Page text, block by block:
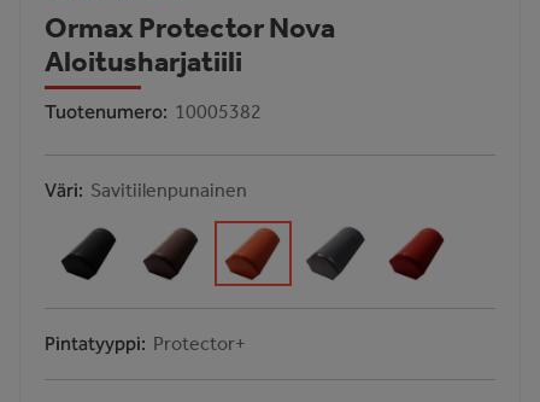
Ormax Protector Nova
Aloitusharjatiili
Tuotenumero 10005382
Väri Savitiilenpunainen
Pintatyyppi Protector+